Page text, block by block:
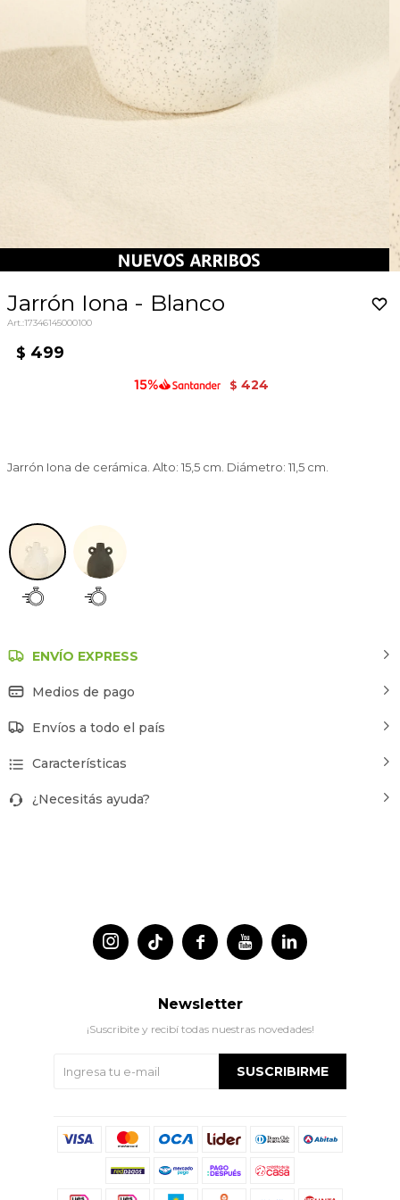
Jarrón Iona - Blanco
17346145000100
$ 499
$ 424
Jarrón Iona de cerámica. Alto: 15,5 cm. Diámetro: 11,5 cm.
ENVÍO EXPRESS
Medios de pago
Envíos a todo el país
Características
¿Necesitás ayuda?
 
 
Newsletter
¡Suscribite y recibí todas nuestras novedades!
SUSCRIBIRME